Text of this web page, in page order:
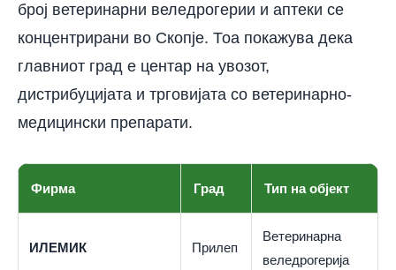
број ветеринарни веледрогерии и аптеки се
концентрирани во Скопје. Тоа покажува дека
главниот град е центар на увозот,
дистрибуцијата и трговијата со ветеринарно-
медицински препарати.
Фирма Град Тип на објект
ИЛЕМИК Прилеп
Ветеринарна
веледрогерија